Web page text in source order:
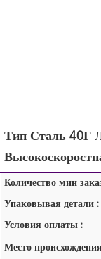
Тип Сталь 40Г
Количество мин
Упаковывая детали :
Условия оплаты :
Место